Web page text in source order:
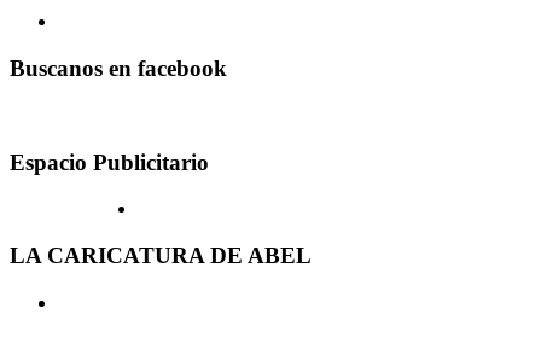
Buscanos en facebook
Espacio Publicitario
LA CARICATURA DE ABEL